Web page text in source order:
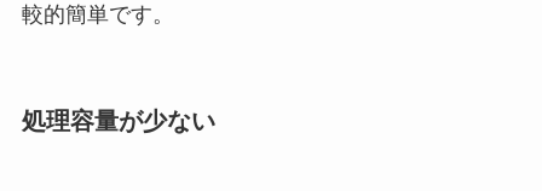
較的簡単です。
処理容量が少ない